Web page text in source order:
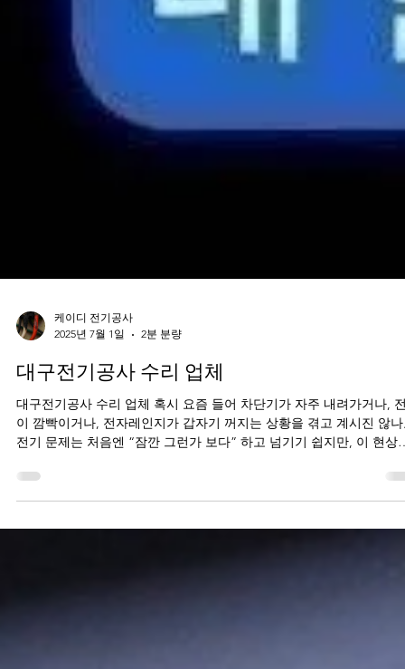
케이디 전기공사
2025년 7월 1일
2분 분량
대구전기공사 수리 업체
대구전기공사 수리 업체 혹시 요즘 들어 차단기가 자주 내려가거나, 전등
이 깜빡이거나, 전자레인지가 갑자기 꺼지는 상황을 겪고 계시진 않나